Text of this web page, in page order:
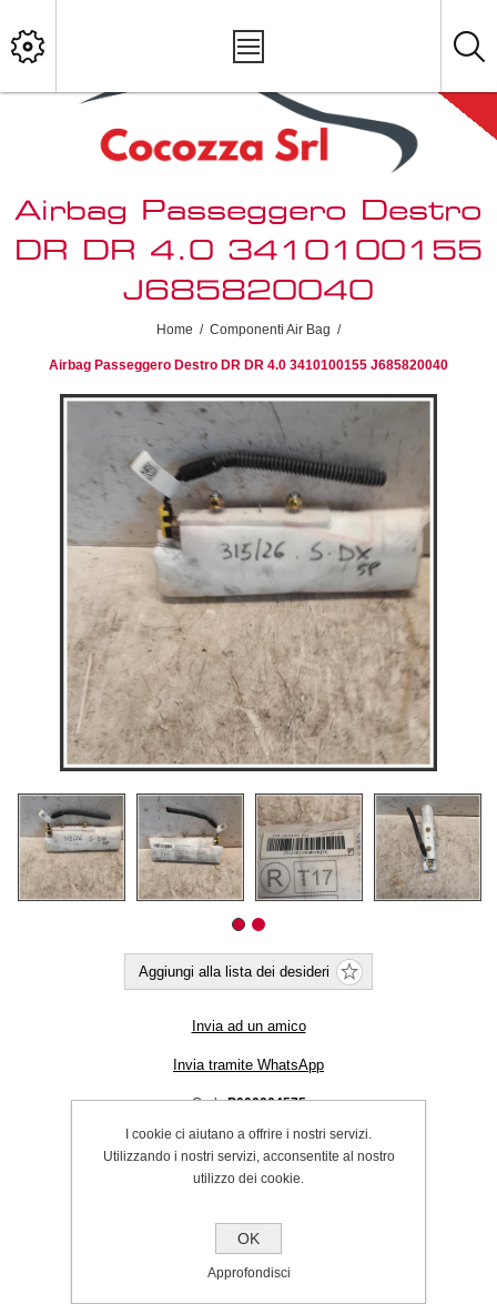
Airbag Passeggero Destro
DR DR 4.0 3410100155
J685820040
Home / Componenti Air Bag /
Airbag Passeggero Destro DR DR 4.0 3410100155 J685820040
Aggiungi alla lista dei desideri
Invia ad un amico
Invia tramite WhatsApp
Cod.: P000064575
SPEDIZIONE INCLUSA
€108.00
Acquista
I cookie ci aiutano a offrire i nostri servizi.
Utilizzando i nostri servizi, acconsentite al nostro
utilizzo dei cookie.
OK
Approfondisci